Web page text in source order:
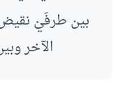
بين طرفَيْ
الآخر